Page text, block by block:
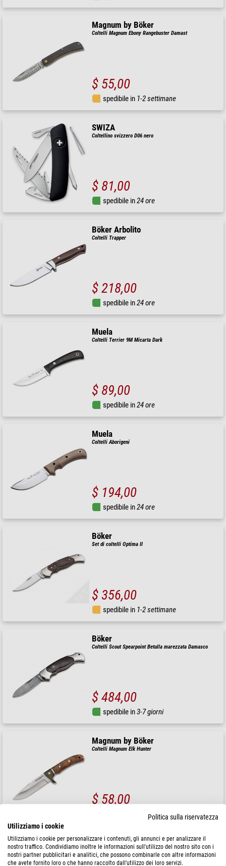
Magnum by Böker
Coltelli Magnum Ebony Rangebuster Damast
$ 55,00
spedibile in 1-2 settimane
SWIZA
Coltellino svizzero D06 nero
$ 81,00
spedibile in24 ore
Böker Arbolito
Coltelli Trapper
$ 218,00
spedibile in24 ore
Muela
Coltelli Terrier 9M Micarta Dark
$ 89,00
spedibile in24 ore
Muela
Coltelli Aborigeni
$ 194,00
spedibile in24 ore
Böker
Set di coltelli Optima II
$ 356,00
spedibile in 1-2 settimane
Böker
Coltelli Scout Spearpoint Betulla marezzata Damasco
$ 484,00
spedibile in3-7 giorni
Magnum by Böker
Coltelli Magnum Elk Hunter
$ 58,00
24 ore
Muela
Coltelli Rhino Micarta Black
Politica sulla riservatezza
Utilizziamo i cookie
Utilizziamo i cookie per personalizzare i contenuti, gli annunci e per analizzare il
nostro traffico. Condividiamo inoltre le informazioni sull'utilizzo del nostro sito con i
nostri partner pubblicitari e analitici, che possono combinarle con altre informazioni
che avete fornito loro o che hanno raccolto dall'utilizzo dei loro servizi.